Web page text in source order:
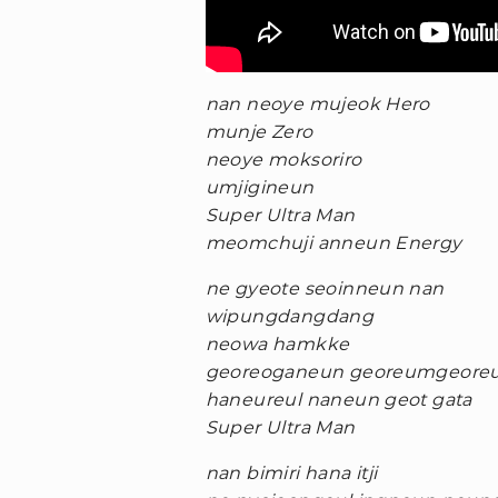
nan neoye mujeok Hero
munje Zero
neoye moksoriro
umjigineun
Super Ultra Man
meomchuji anneun Energy
ne gyeote seoinneun nan
wipungdangdang
neowa hamkke
georeoganeun
haneureul naneun geot gata
Super Ultra Man
nan bimiri hana itji